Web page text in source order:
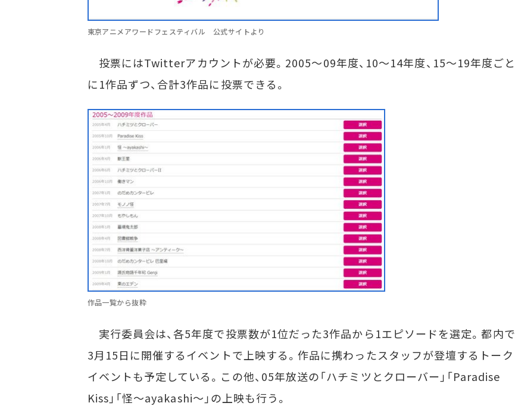
東京アニメアワードフェスティバル 公式サイトより
投票にはTwitterアカウントが必要。2005～09年度、10～14年度、15～19年度ごと
に1作品ずつ、合計3作品に投票できる。
作品一覧から抜粋
実行委員会は、各5年度で投票数が1位だった3作品から1エピソードを選定。都内で
3月15日に開催するイベントで上映する。作品に携わったスタッフが登壇するトーク
イベントも予定している。この他、05年放送の「ハチミツとクローバー」「Paradise
Kiss」「怪～ayakashi～」の上映も行う。